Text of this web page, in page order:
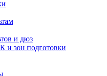
и дюз
и зон подготовки